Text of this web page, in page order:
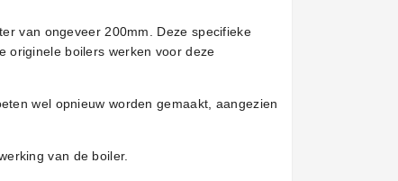
van ongeveer 200mm. Deze specifieke
originele boilers werken voor deze
wel opnieuw worden gemaakt, aangezien
van de boiler.